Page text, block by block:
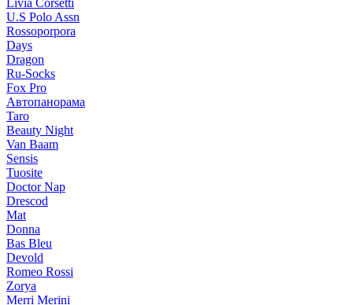
U.S Polo Assn
Rossoporpora
Days
Dragon
Ru-Socks
Fox Pro
Автопанорама
Taro
Beauty Night
Van Baam
Sensis
Tuosite
Doctor Nap
Drescod
Mat
Donna
Bas Bleu
Devold
Romeo Rossi
Zorya
Merri Merini